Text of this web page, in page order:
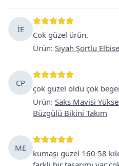
İE
Cok güzel ürün.
Ürün: Siyah Şortlu
CP
çok güzel oldu çok
Ürün: Saks Mavisi
Büzgülü Bikini Takım
ME
kumaşı güzel 160 58